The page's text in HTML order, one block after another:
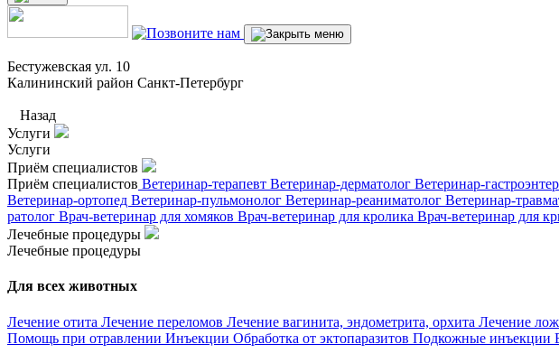
Бестужевская ул. 10
Калининский район Санкт-Петербург
Назад
Услуги
Услуги
Приём специалистов
Приём специалистов Ветеринар-терапевт Ветеринар-дерматолог Ветеринар-
Ветеринар-ортопед Ветеринар-пульмонолог Ветеринар-реаниматолог Ветеринар-
ратолог Врач-ветеринар для хомяков Врач-ветеринар для кролика Врач-ветеринар для
Лечебные процедуры
Лечебные процедуры
Для всех животных
Лечение отита Лечение переломов Лечение вагинита, эндометрита, орхита Лечение
Помощь при отравлении Инъекции Обработка от эктопаразитов Подкожные инъекции